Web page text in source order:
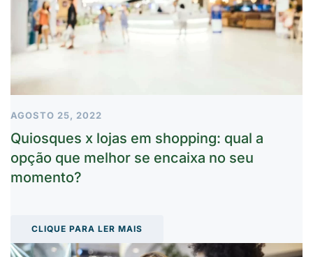
AGOSTO 25, 2022
Quiosques x lojas em shopping: qual a
opção que melhor se encaixa no seu
momento?
CLIQUE PARA LER MAIS